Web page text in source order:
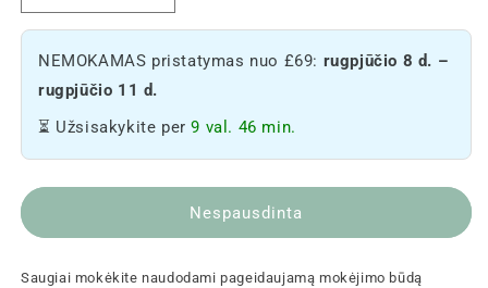
Arunachala
-
Kanapių
kiekį
-
Kanapių
NEMOKAMAS pristatymas nuo £69: rugpjūčio 8 d. –
rugpjūčio 11 d.
⏳ Užsisakykite per9 val. 46 min.
Nespausdinta
Saugiai mokėkite naudodami pageidaujamą mokėjimo būdą